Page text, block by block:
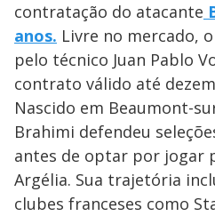
contratação do atacante
anos. Livre no mercado,
pelo técnico Juan Pablo
contrato válido até
Nascido em Beaumont-
Brahimi defendeu
antes de optar por jogar
Argélia. Sua trajetória
clubes franceses como